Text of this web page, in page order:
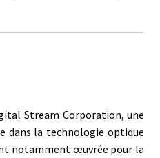
Stream Corporation, une
dans la technologie optique
notamment œuvrée pour la